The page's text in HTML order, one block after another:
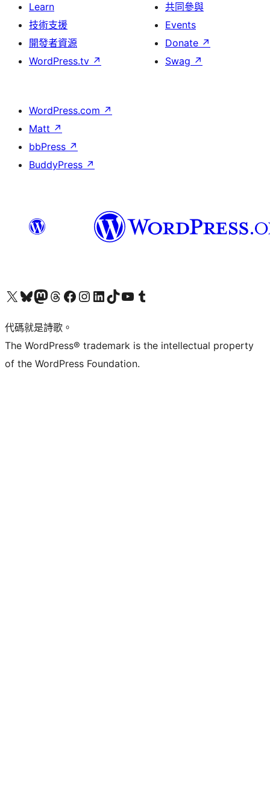
Learn
技術支援
開發者資源
WordPress.tv ↗
共同參與
Events
Donate ↗
Swag ↗
WordPress.com ↗
Matt ↗
bbPress ↗
BuddyPress ↗
Visit our X (formerly Twitter) account
Visit our Bluesky account
Visit our Mastodon account
Visit our Threads account
訪問我們的 Facebook 專頁Visit our Instagram account
Visit our LinkedIn account
Visit our TikTok account
Visit our YouTube channel
Visit our Tumblr account
代碼就是詩歌。
The WordPress® trademark is the intellectual property
of the WordPress Foundation.